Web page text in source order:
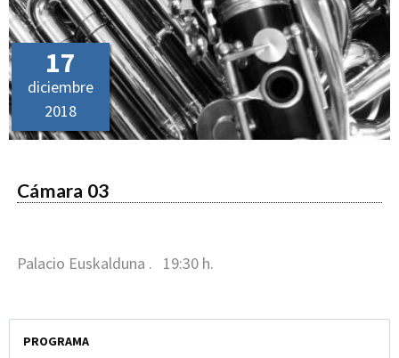
Cámara 03
17
diciembre
2018
Palacio Euskalduna . 19:30 h.
PROGRAMA